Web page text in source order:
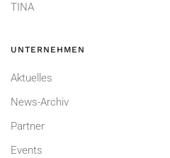
TINA
UNTERNEHMEN
Aktuelles
News-Archiv
Partner
Events